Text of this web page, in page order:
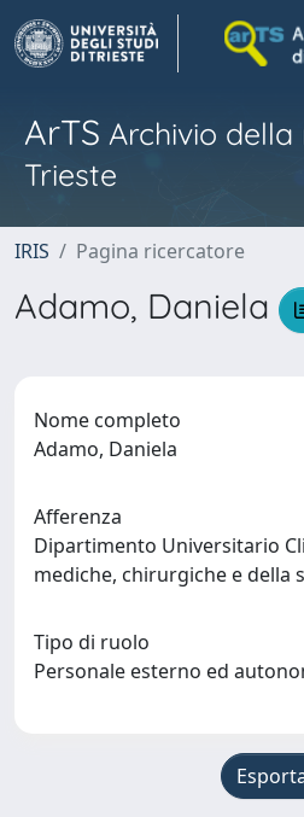
ArTS Archivio della
Trieste
IRIS Pagina ricercatore
Adamo, Daniela
Nome completo
Adamo, Daniela
Afferenza
Dipartimento Universitario
mediche, chirurgiche e della
Tipo di ruolo
Personale esterno ed